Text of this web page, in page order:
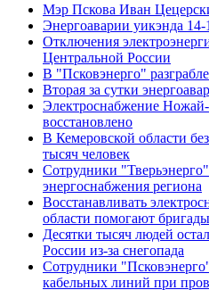
Мэр Пскова Иван
Энергоаварии уикэнда 14-
Отключения
Центральной России
В "Псковэнерго"
Вторая за сутки
Электроснабжение
восстановлено
В Кемеровской области
тысяч человек
Сотрудники
энергоснабжения региона
Восстанавливать
области помогают
Десятки тысяч людей
России из-за снегопада
Сотрудники
кабельных линий при